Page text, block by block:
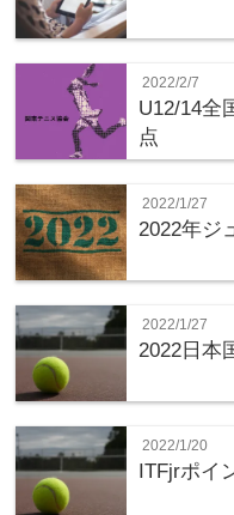
2022/2/7
U12/14全
点
2022/1/27
2022年ジ
2022/1/27
2022日本
2022/1/20
ITFjrポイ